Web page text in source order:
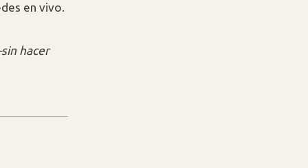
en vivo.
hacer